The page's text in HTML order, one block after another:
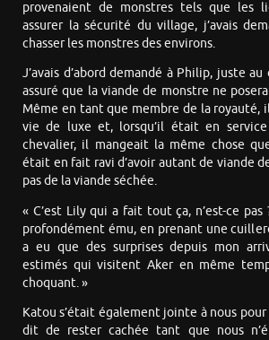
provenaient de monstres tels que les
assurer la sécurité du village, j’avais
chasser les monstres des environs.
J’avais d’abord demandé à Philip, juste
assuré que la viande de monstre ne
Même en tant que membre de la royauté,
vie de luxe et, lorsqu’il était en
chevalier, il mangeait la même chose
était en fait ravi d’avoir autant de viande
pas de la viande séchée.
« C’est Lily qui a fait tout ça, n’est-ce pas
profondément ému, en prenant une
a eu que des surprises depuis mon
estimés qui visitent Aker en même
choquant. »
Katou s’était également jointe à nous
dit de rester cachée tant que nous